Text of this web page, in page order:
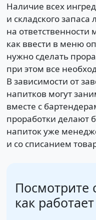
Наличие всех
и складского запаса
на
как ввести в меню
нужно сделать
при этом все
В зависимости от
напитков могут
вместе с
проработки делают
напиток уже
и со списанием
Посмотрите
как